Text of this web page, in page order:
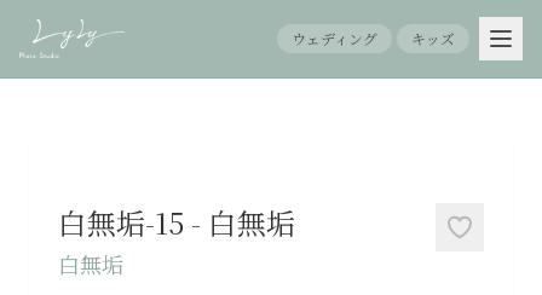
ウェディング キッズ
ム
About
白無垢-15 - 白無垢
白無垢